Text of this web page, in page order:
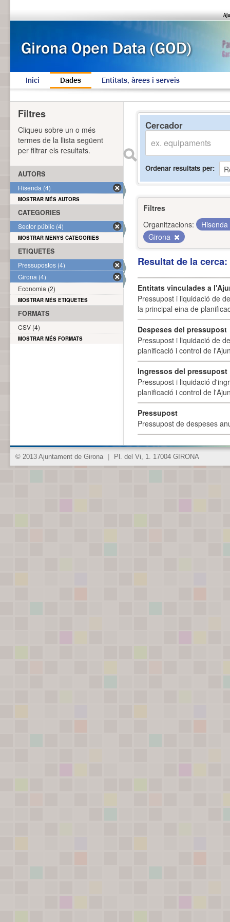
Inici Dades Entitats, àrees i serveis
Cercador
Ordenar resultats per
Filtres
Organitzacions:
Hisenda
Girona
Resultat de la
Entitats vinculades a
Pressupost i liquidació de
la principal eina de
Despeses del pressupost
Pressupost i liquidació de
planificació i control de
Ingressos del pressupost
Pressupost i liquidació
planificació i control de
Pressupost
Pressupost de despeses
Filtres
Cliqueu sobre un o més
termes de la llista següent
per filtrar els resultats.
AUTORS
Hisenda (4)
MOSTRAR MÉS AUTORS
CATEGORIES
Sector públic (4)
MOSTRAR MENYS CATEGORIES
ETIQUETES
Pressupostos (4)
Girona (4)
Economia (2)
MOSTRAR MÉS ETIQUETES
FORMATS
CSV (4)
MOSTRAR MÉS FORMATS
© 2013 Ajuntament de Girona Pl. del Vi, 1. 17004 GIRONA